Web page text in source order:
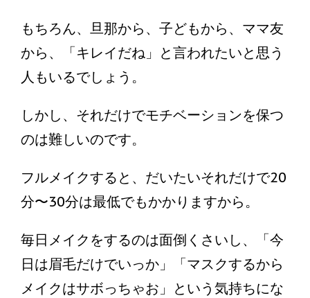
もちろん、旦那から、子どもから、ママ友
から、「キレイだね」と言われたいと思う
人もいるでしょう。
しかし、それだけでモチベーションを保つ
のは難しいのです。
フルメイクすると、だいたいそれだけで20
分〜30分は最低でもかかりますから。
毎日メイクをするのは面倒くさいし、「今
日は眉毛だけでいっか」「マスクするから
メイクはサボっちゃお」という気持ちにな